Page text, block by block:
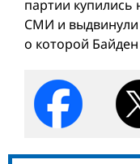
партии купились
СМИ и выдвинули
о которой